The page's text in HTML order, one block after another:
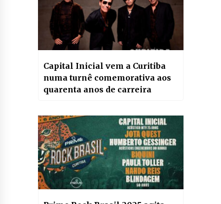
Capital Inicial vem a Curitiba
numa turnê comemorativa aos
quarenta anos de carreira